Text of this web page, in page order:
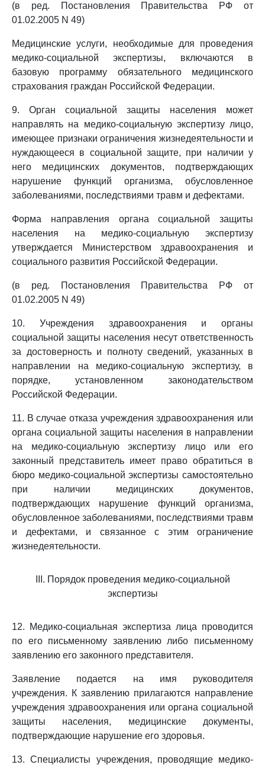
(в ред. Постановления Правительства РФ от
01.02.2005 N 49)
Медицинские услуги, необходимые для проведения
медико-социальной экспертизы, включаются в
базовую программу обязательного медицинского
страхования граждан Российской Федерации.
9. Орган социальной защиты населения может
направлять на медико-социальную экспертизу лицо,
имеющее признаки ограничения жизнедеятельности и
нуждающееся в социальной защите, при наличии у
него медицинских документов, подтверждающих
нарушение функций организма, обусловленное
заболеваниями, последствиями травм и дефектами.
Форма направления органа социальной защиты
населения на медико-социальную экспертизу
утверждается Министерством здравоохранения и
социального развития Российской Федерации.
(в ред. Постановления Правительства РФ от
01.02.2005 N 49)
10. Учреждения здравоохранения и органы
социальной защиты населения несут ответственность
за достоверность и полноту сведений, указанных в
направлении на медико-социальную экспертизу, в
порядке, установленном законодательством
Российской Федерации.
11. В случае отказа учреждения здравоохранения или
органа социальной защиты населения в направлении
на медико-социальную экспертизу лицо или его
законный представитель имеет право обратиться в
бюро медико-социальной экспертизы самостоятельно
при наличии медицинских документов,
подтверждающих нарушение функций организма,
обусловленное заболеваниями, последствиями травм
и дефектами, и связанное с этим ограничение
жизнедеятельности.
III. Порядок проведения медико-социальной
экспертизы
12. Медико-социальная экспертиза лица проводится
по его письменному заявлению либо письменному
заявлению его законного представителя.
Заявление подается на имя руководителя
учреждения. К заявлению прилагаются направление
учреждения здравоохранения или органа социальной
защиты населения, медицинские документы,
подтверждающие нарушение его здоровья.
13. Специалисты учреждения, проводящие медико-